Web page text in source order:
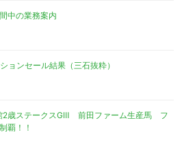
中の業務案内
ョンセール結果（三石抜粋）
2歳ステークスGⅢ 前田ファーム生産馬 フ
覇！！